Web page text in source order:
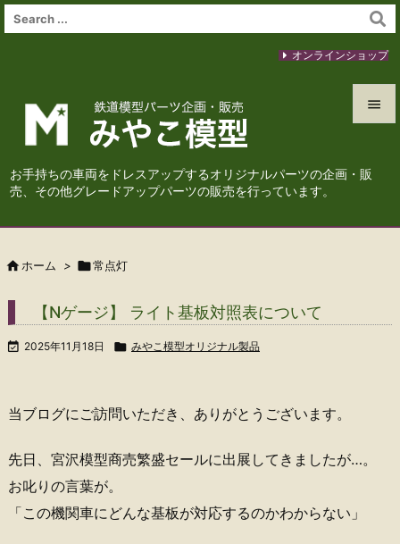
お手持ちの車両をドレスアップするオリジナルパーツの企画・販
売、その他グレードアップパーツの販売を行っています。




オンラインショップ
 ホーム > 常点灯
【Nゲージ】 ライト基板対照表について
 2025年11月18日  みやこ模型オリジナル製品
当ブログにご訪問いただき、ありがとうございます。
先日、宮沢模型商売繁盛セールに出展してきましたが…。
お叱りの言葉が。
「この機関車にどんな基板が対応するのかわからない」